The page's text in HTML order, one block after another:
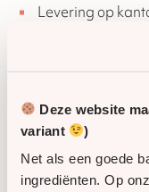
Deze website
variant
)
Net als een goede
ingrediënten. Op
Levering op
Verzending
Producten
SKU
Houdbaarheid